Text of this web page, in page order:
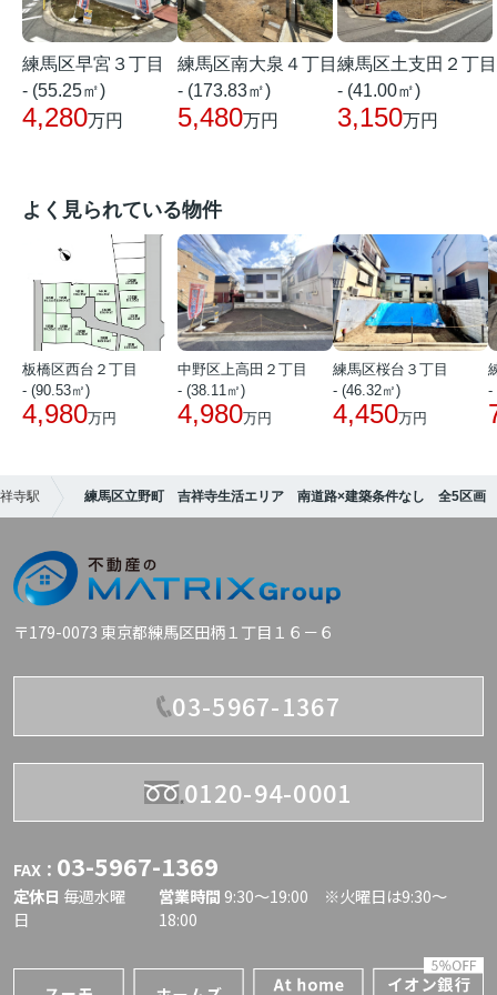
練馬区早宮３丁目
- (55.25㎡)
4,280万円
練馬区南大泉４丁目
- (173.83㎡)
5,480万円
練馬区土支田２丁目
- (41.00㎡)
3,150万円
よく見られている物件
板橋区西台２丁目
- (90.53㎡)
4,980万円
中野区上高田２丁目
- (38.11㎡)
4,980万円
練馬区桜台３丁目
- (46.32㎡)
4,450万円
-
寺駅 練馬区立野町 吉祥寺生活エリア 南道路×建築条件なし 全5区画
〒179-0073 東京都練馬区田柄１丁目１６－６
03-5967-1367
0120-94-0001
FAX： 03-5967-1369
定休日 毎週水曜
日
営業時間 9:30〜19:00 ※火曜日は9:30～
18:00